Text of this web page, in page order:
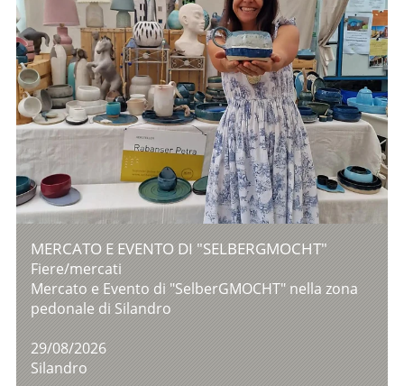
MERCATO E EVENTO DI "SELBERGMOCHT"
Fiere/mercati
Mercato e Evento di "SelberGMOCHT" nella zona
pedonale di Silandro
29/08/2026
Silandro